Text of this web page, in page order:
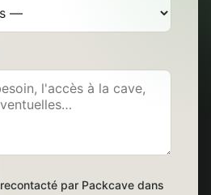
par Packcave dans